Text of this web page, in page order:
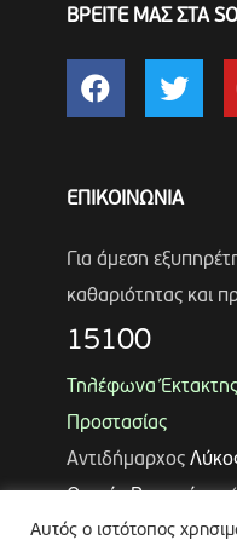
ΒΡΕΙΤΕ ΜΑΣ ΣΤΑ
ΕΠΙΚΟΙΝΩΝΙΑ
Για άμεση
καθαριότητας και
15100
Τηλέφωνα
Προστασίας
Αντιδήμαρχος
Θωμάς Ρουμπάκος
Αυτός ο ιστότοπος